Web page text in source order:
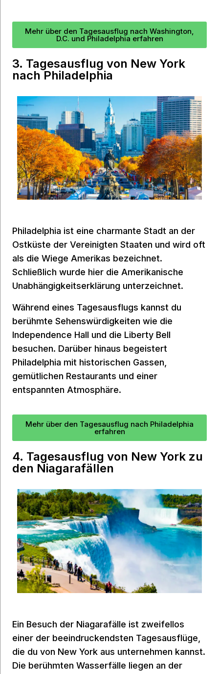
Mehr über den Tagesausflug nach Washington,
D.C. und Philadelphia erfahren
3. Tagesausflug von New York
nach Philadelphia
Philadelphia ist eine charmante Stadt an der
Ostküste der Vereinigten Staaten und wird oft
als die Wiege Amerikas bezeichnet.
Schließlich wurde hier die Amerikanische
Unabhängigkeitserklärung unterzeichnet.
Während eines Tagesausflugs kannst du
berühmte Sehenswürdigkeiten wie die
Independence Hall und die Liberty Bell
besuchen. Darüber hinaus begeistert
Philadelphia mit historischen Gassen,
gemütlichen Restaurants und einer
entspannten Atmosphäre.
Mehr über den Tagesausflug nach Philadelphia
erfahren
4. Tagesausflug von New York zu
den Niagarafällen
Ein Besuch der Niagarafälle ist zweifellos
einer der beeindruckendsten Tagesausflüge,
die du von New York aus unternehmen kannst.
Die berühmten Wasserfälle liegen an der